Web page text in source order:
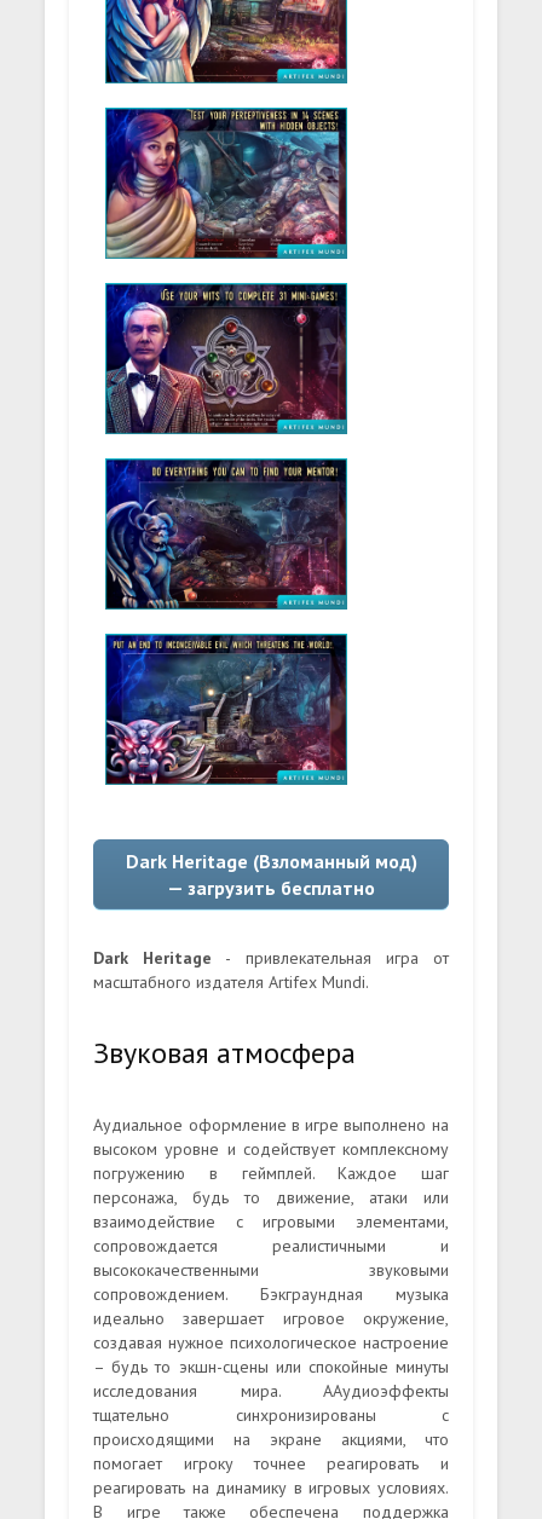
Dark Heritage (Взломанный мод)
— загрузить бесплатно
Dark Heritage - привлекательная игра от
масштабного издателя Artifex Mundi.
Звуковая атмосфера
Аудиальное оформление в игре выполнено на
высоком уровне и содействует комплексному
погружению в геймплей. Каждое шаг
персонажа, будь то движение, атаки или
взаимодействие с игровыми элементами,
сопровождается реалистичными и
высококачественными звуковыми
сопровождением. Бэкграундная музыка
идеально завершает игровое окружение,
создавая нужное психологическое настроение
– будь то экшн-сцены или спокойные минуты
исследования мира. ААудиоэффекты
тщательно синхронизированы с
происходящими на экране акциями, что
помогает игроку точнее реагировать и
реагировать на динамику в игровых условиях.
В игре также обеспечена поддержка